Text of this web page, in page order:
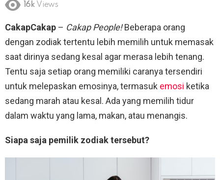
16k Views
CakapCakap – Cakap People!Beberapa orang
dengan zodiak tertentu lebih memilih untuk memasak
saat dirinya sedang kesal agar merasa lebih tenang.
Tentu saja setiap orang memiliki caranya tersendiri
untuk melepaskan emosinya, termasuk emosi ketika
sedang marah atau kesal. Ada yang memilih tidur
dalam waktu yang lama, makan, atau menangis.
Siapa saja pemilik zodiak tersebut?